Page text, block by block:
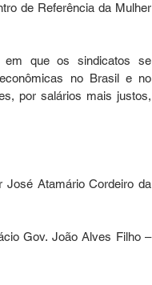
de Referência da Mulher
em que os sindicatos se
no Brasil e no
por salários mais justos,
José Atamário Cordeiro da
Gov. João Alves Filho –